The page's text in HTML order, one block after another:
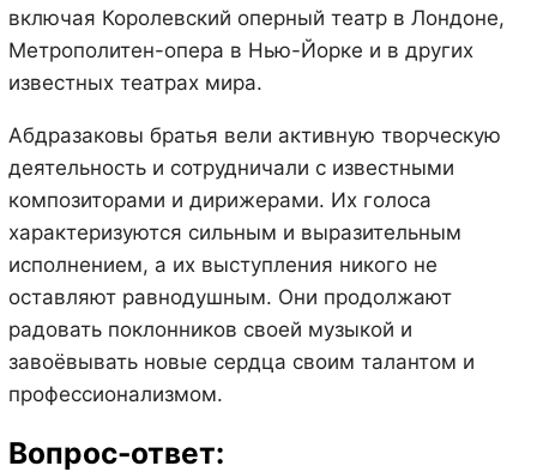
включая Королевский оперный театр в Лондоне,
Метрополитен-опера в Нью-Йорке и в других
известных театрах мира.
Абдразаковы братья вели активную творческую
деятельность и сотрудничали с известными
композиторами и дирижерами. Их голоса
характеризуются сильным и выразительным
исполнением, а их выступления никого не
оставляют равнодушным. Они продолжают
радовать поклонников своей музыкой и
завоёвывать новые сердца своим талантом и
профессионализмом.
Вопрос-ответ: